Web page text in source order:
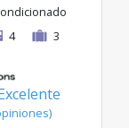
4 3